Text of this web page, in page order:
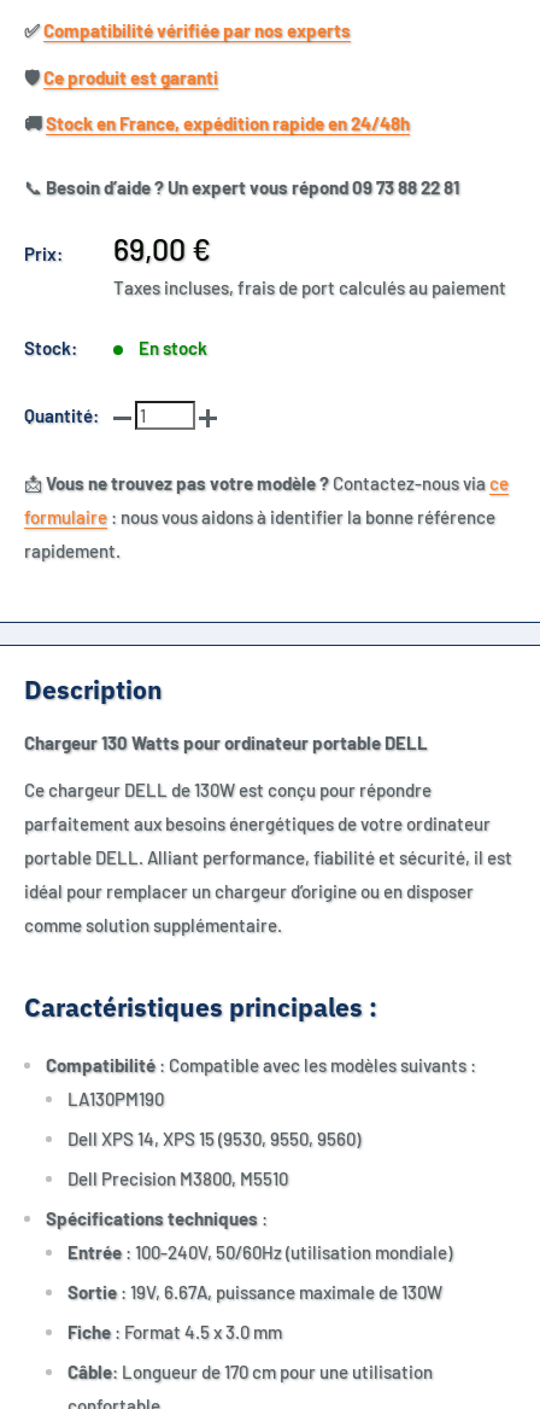
✅​Compatibilité vérifiée par nos experts
🛡️​Ce produit est garanti
🚚​Stock en France, expédition rapide en 24/48h
📞 Besoin d’aide ? Un expert vous répond 09 73 88 22 81
Prix:
Prix
réduit
69,00 €
Taxes incluses, frais de port calculés au paiement
Stock: En stock
Quantité:
📩Vous ne trouvez pas votre modèle ?Contactez-nous viace
formulaire : nous vous aidons à identifier la bonne référence
rapidement.
Description
Chargeur 130 Watts pour ordinateur portable DELL
Ce chargeur DELL de 130W est conçu pour répondre
parfaitement aux besoins énergétiques de votre ordinateur
portable DELL. Alliant performance, fiabilité et sécurité, il est
idéal pour remplacer un chargeur d’origine ou en disposer
comme solution supplémentaire.
Caractéristiques principales :
Compatibilité: Compatible avec les modèles suivants :
LA130PM190
Dell XPS 14, XPS 15 (9530, 9550, 9560)
Dell Precision M3800, M5510
Spécifications techniques :
Entrée: 100-240V, 50/60Hz (utilisation mondiale)
Sortie: 19V, 6.67A, puissance maximale de 130W
Fiche: Format 4.5 x 3.0 mm
Câble: Longueur de 170 cm pour une utilisation